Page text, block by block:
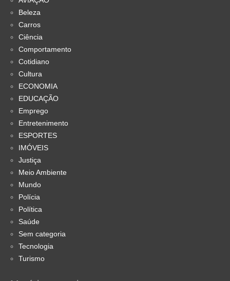
Beleza
Carros
Ciência
Comportamento
Cotidiano
Cultura
ECONOMIA
EDUCAÇÃO
Emprego
Entretenimento
ESPORTES
IMÓVEIS
Justiça
Meio Ambiente
Mundo
Polícia
Política
Saúde
Sem categoria
Tecnologia
Turismo